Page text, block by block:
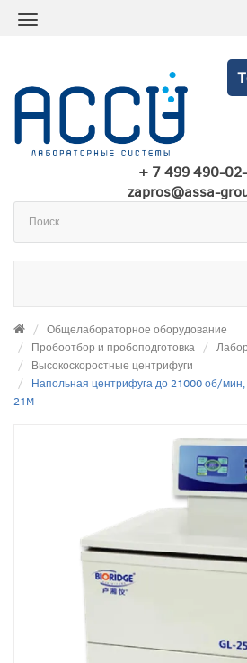
+ 7 499 490-
zapros@assa-
Общелабораторное оборудование
Пробоотбор и пробоподготовка
Высокоскоростные центрифуги
Напольная центрифуга до 21000 об/
21M